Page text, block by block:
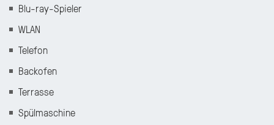
Blu-ray-Spieler
WLAN
Telefon
Backofen
Terrasse
Spülmaschine